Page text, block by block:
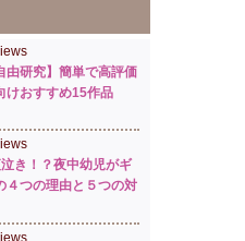
由研究】簡単で高評価
けおすすめ15作品
き！？夜中幼児がギ
４つの理由と５つの対